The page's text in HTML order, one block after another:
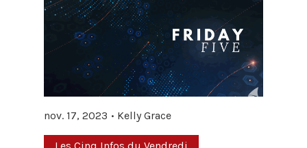
nov. 17, 2023 Kelly Grace